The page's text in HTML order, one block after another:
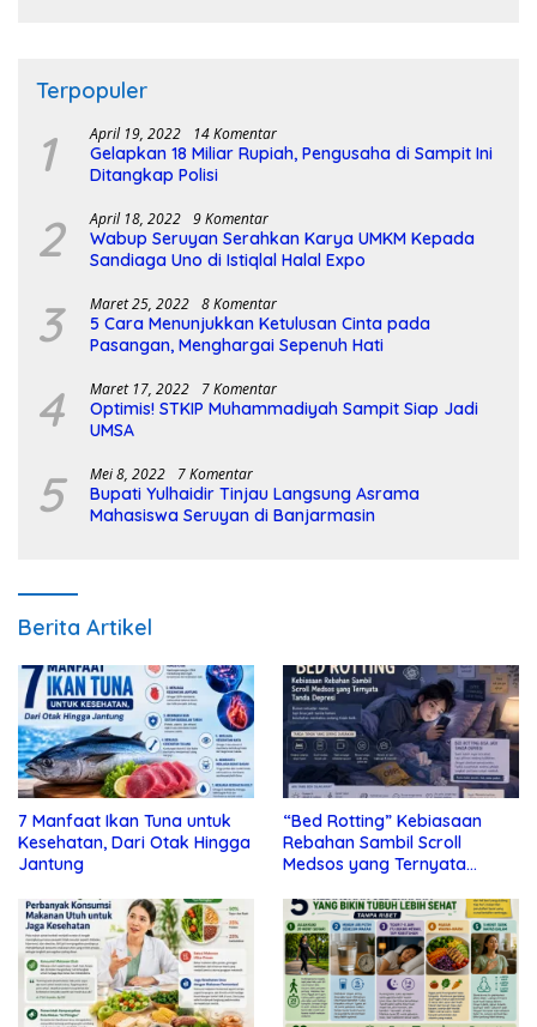
Terpopuler
1 April 19, 2022 14 Komentar
Gelapkan 18 Miliar Rupiah, Pengusaha di Sampit Ini
Ditangkap Polisi
2 April 18, 2022 9 Komentar
Wabup Seruyan Serahkan Karya UMKM Kepada
Sandiaga Uno di Istiqlal Halal Expo
3 Maret 25, 2022 8 Komentar
5 Cara Menunjukkan Ketulusan Cinta pada
Pasangan, Menghargai Sepenuh Hati
4 Maret 17, 2022 7 Komentar
Optimis! STKIP Muhammadiyah Sampit Siap Jadi
UMSA
5 Mei 8, 2022 7 Komentar
Bupati Yulhaidir Tinjau Langsung Asrama
Mahasiswa Seruyan di Banjarmasin
Berita Artikel
7 Manfaat Ikan Tuna untuk
Kesehatan, Dari Otak Hingga
Jantung
“Bed Rotting” Kebiasaan
Rebahan Sambil Scroll
Medsos yang Ternyata